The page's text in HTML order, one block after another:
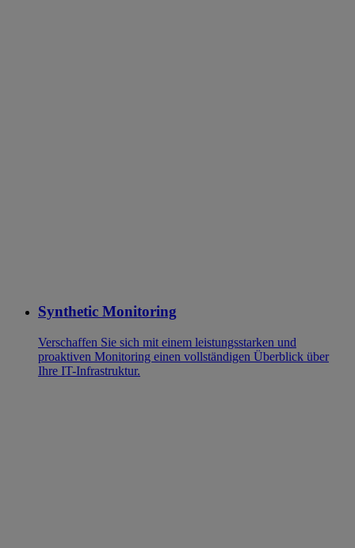
Synthetic Monitoring
Verschaffen Sie sich mit einem leistungsstarken und
proaktiven Monitoring einen vollständigen Überblick über
Ihre IT-Infrastruktur.